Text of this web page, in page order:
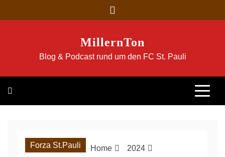
to
MillernTon
Blog & Podcast rund um den FC St. Pauli
Forza St.Pauli Home
2024